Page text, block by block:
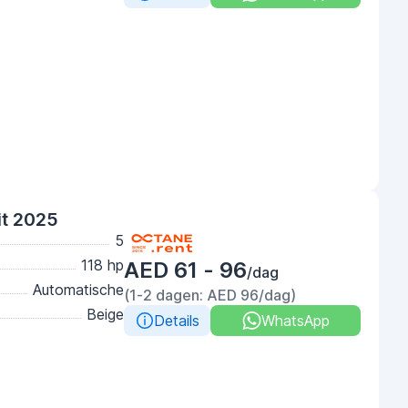
2025
5
118 hp
Automatische
Beige
AED 61 - 96/dag
(1-2 dagen: AED 96/dag)
Details
WhatsApp